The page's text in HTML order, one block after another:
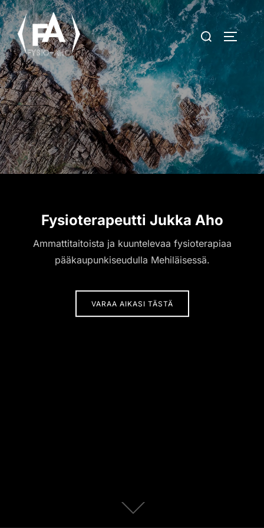
Skip
to
content
Search
for:
Fysioterapeutti Jukka Aho
Ammattitaitoista ja kuuntelevaa fysioterapiaa
pääkaupunkiseudulla Mehiläisessä.
VARAA AIKASI TÄSTÄ
Scroll